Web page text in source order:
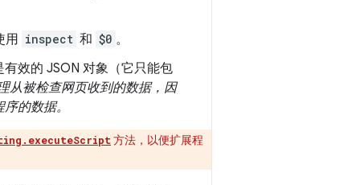
用 inspect 和 $0 。
效的 JSON 对象（它只能包
从被检查网页收到的数据，因
的数据。
方法，以便扩展程